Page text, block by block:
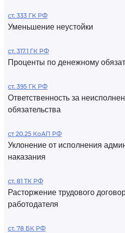
ст. 333 ГК РФ
Уменьшение неустойки
ст. 317.1 ГК РФ
Проценты по денежному
ст. 395 ГК РФ
Ответственность за
обязательства
ст 20.25 КоАП РФ
Уклонение от исполнения
наказания
ст. 81 ТК РФ
Расторжение трудового
работодателя
ст. 78 БК РФ